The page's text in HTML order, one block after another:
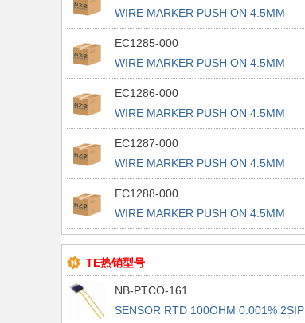
WIRE MARKER PUSH ON 4.5MM
YELLOW
EC1285-000
WIRE MARKER PUSH ON 4.5MM
YELLOW
EC1286-000
WIRE MARKER PUSH ON 4.5MM
YELLOW
EC1287-000
WIRE MARKER PUSH ON 4.5MM
YELLOW
EC1288-000
WIRE MARKER PUSH ON 4.5MM
YELLOW
TE热销型号
NB-PTCO-161
SENSOR RTD 100OHM 0.001% 2SIP